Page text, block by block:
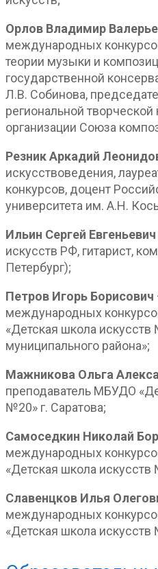
Орлов Владимир
международных
теории музыки и
государственной
Л.В. Собинова,
региональной
организации Союза
Резник Аркадий
искусствоведения,
конкурсов, доцент
университета им. А.Н.
Ильин Сергей Евгеньевич
искусств РФ, гитарист,
Петербург);
Петров Игорь Борисович
международных
«Детская школа
муниципального района»;
Мажникова Ольга
преподаватель МБУДО
№20» г. Саратова;
Самоседкин Николай
международных
«Детская школа искусств
Славенцков Илья
международных
«Детская школа искусств